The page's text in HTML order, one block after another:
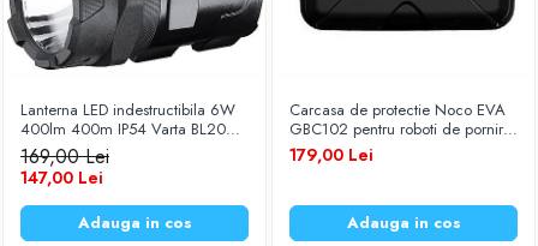
Lanterna LED indestructibila 6W
400lm 400m IP54 Varta BL20
PRO 18751
169,00 Lei
147,00 Lei
Adauga in cos
Carcasa de protectie Noco EVA
GBC102 pentru roboti de pornire
Noco Boost GBX55
179,00 Lei
Adauga in cos